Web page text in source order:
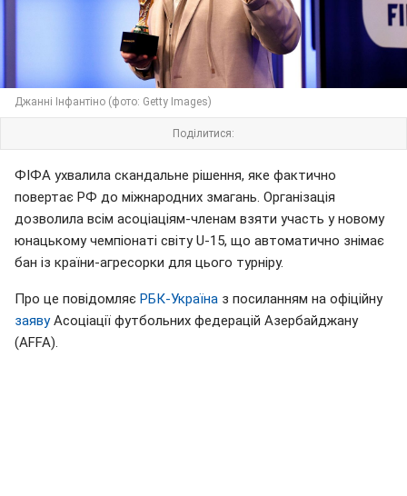
Джанні Інфантіно (фото: Getty Images)
Поділитися:
ФІФА ухвалила скандальне рішення, яке фактично
повертає РФ до міжнародних змагань. Організація
дозволила всім асоціаціям-членам взяти участь у новому
юнацькому чемпіонаті світу U-15, що автоматично знімає
бан із країни-агресорки для цього турніру.
Про це повідомляє РБК-Україна з посиланням на офіційну
заявуАсоціації футбольних федерацій Азербайджану
(AFFA).